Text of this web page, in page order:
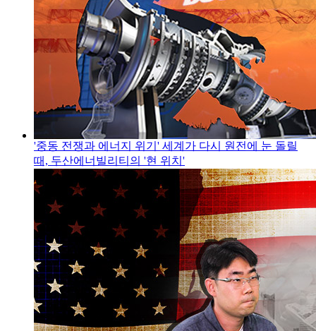
'중동 전쟁과 에너지 위기' 세계가 다시 원전에 눈 돌릴
때, 두산에너빌리티의 '현 위치'